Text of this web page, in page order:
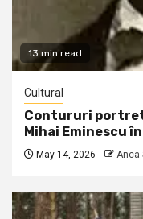
13 min read
Cultural
Contururi
Mihai Eminescu
May 14, 2026 Anca